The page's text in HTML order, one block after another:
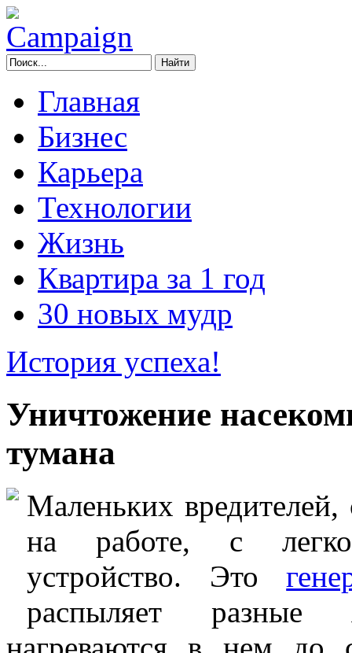
Главная
Бизнес
Карьера
Технологии
Жизнь
Квартира за 1 год
30 новых мудр
История успеха!
Уничтожение
тумана
Маленьких
на работе, с
устройство. Это
распыляет разные